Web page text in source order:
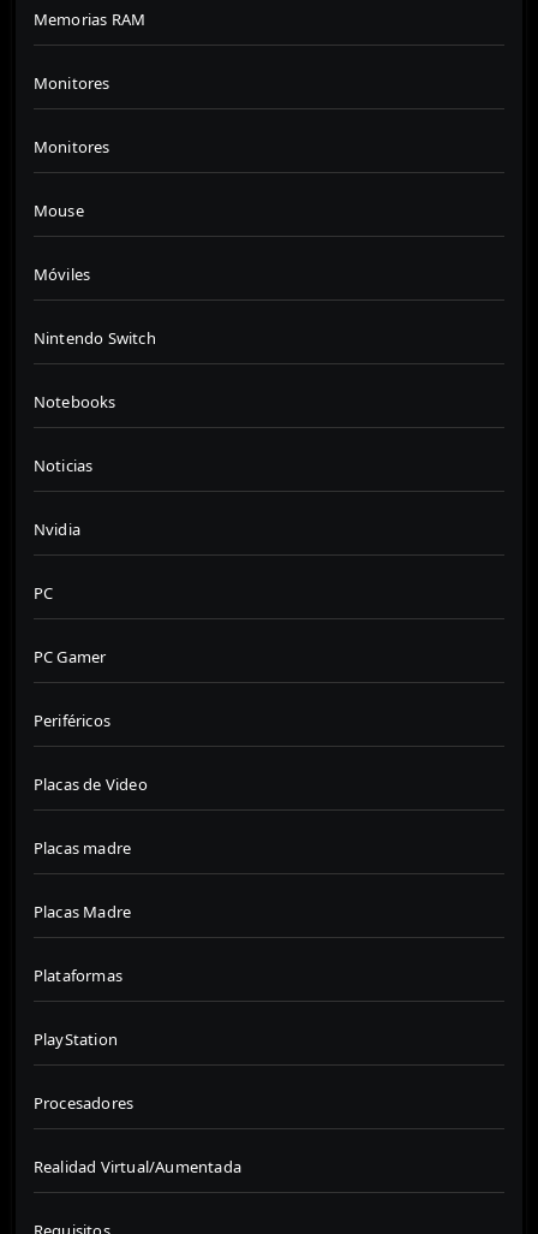
Memorias RAM
Monitores
Monitores
Mouse
Móviles
Nintendo Switch
Notebooks
Noticias
Nvidia
PC
PC Gamer
Periféricos
Placas de Video
Placas madre
Placas Madre
Plataformas
PlayStation
Procesadores
Realidad Virtual/Aumentada